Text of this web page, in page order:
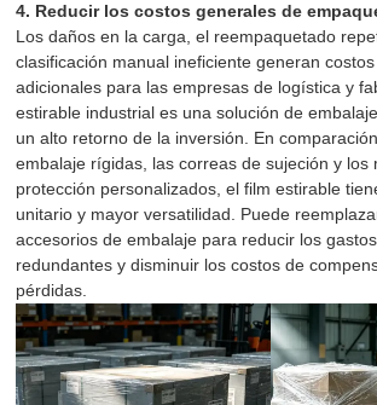
4. Reducir los costos generales de
Los daños en la carga, el reempaquetado
clasificación manual ineficiente generan
adicionales para las empresas de logística y
estirable industrial es una solución de
un alto retorno de la inversión. En
embalaje rígidas, las correas de sujeción y los
protección personalizados, el film estirable
unitario y mayor versatilidad. Puede
accesorios de embalaje para reducir los
redundantes y disminuir los costos de
pérdidas.